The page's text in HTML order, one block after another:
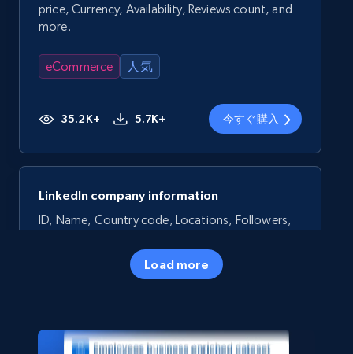
price, Currency, Availability, Reviews count, and
more.
eCommerce 人気
35.2K+ 5.7K+ 今すぐ購入
LinkedIn company information
ID, Name, Country code, Locations, Followers,
33.5K+ 3.5K+ 今すぐ購入
Load more